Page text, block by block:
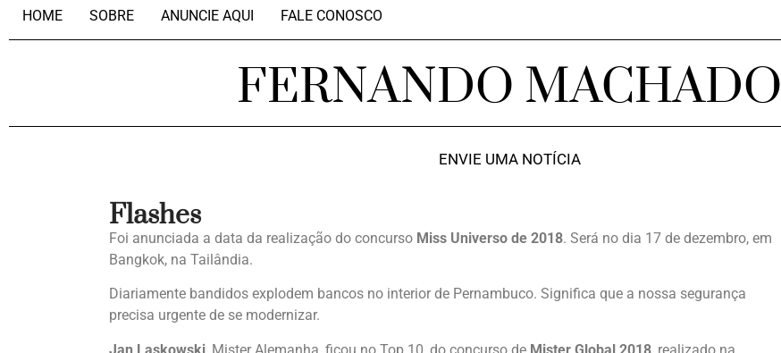
HOME SOBRE ANUNCIE AQUI FALE CONOSCO
FERNANDO MACHADO
ENVIE UMA NOTÍCIA
Flashes
Foi anunciada a data da realização do concurso Miss Universo de 2018. Será no dia 17 de dezembro, em
Bangkok, na Tailândia.
Diariamente bandidos explodem bancos no interior de Pernambuco. Significa que a nossa segurança
precisa urgente de se modernizar.